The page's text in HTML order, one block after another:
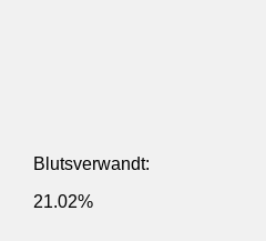
Blutsverwandt:
21.02%